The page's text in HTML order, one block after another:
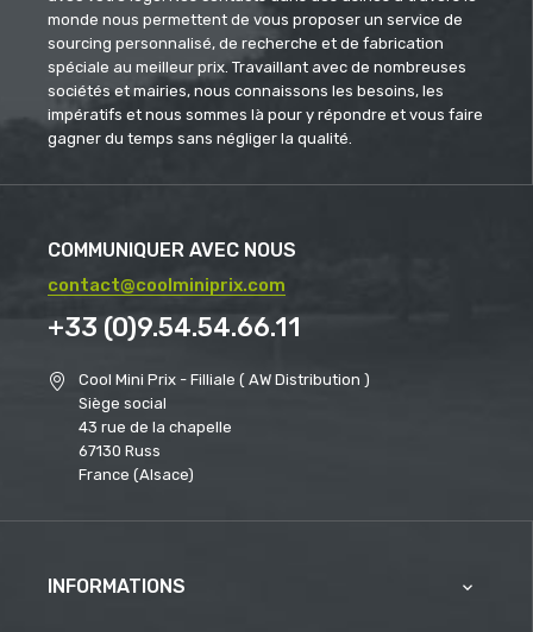
monde nous permettent de vous proposer un service de
sourcing personnalisé, de recherche et de fabrication
spéciale au meilleur prix. Travaillant avec de nombreuses
sociétés et mairies, nous connaissons les besoins, les
impératifs et nous sommes là pour y répondre et vous faire
gagner du temps sans négliger la qualité.
COMMUNIQUER AVEC NOUS
contact@coolminiprix.com
+33 (0)9.54.54.66.11
Cool Mini Prix - Filliale ( AW Distribution )
Siège social
43 rue de la chapelle
67130 Russ
France (Alsace)
INFORMATIONS 